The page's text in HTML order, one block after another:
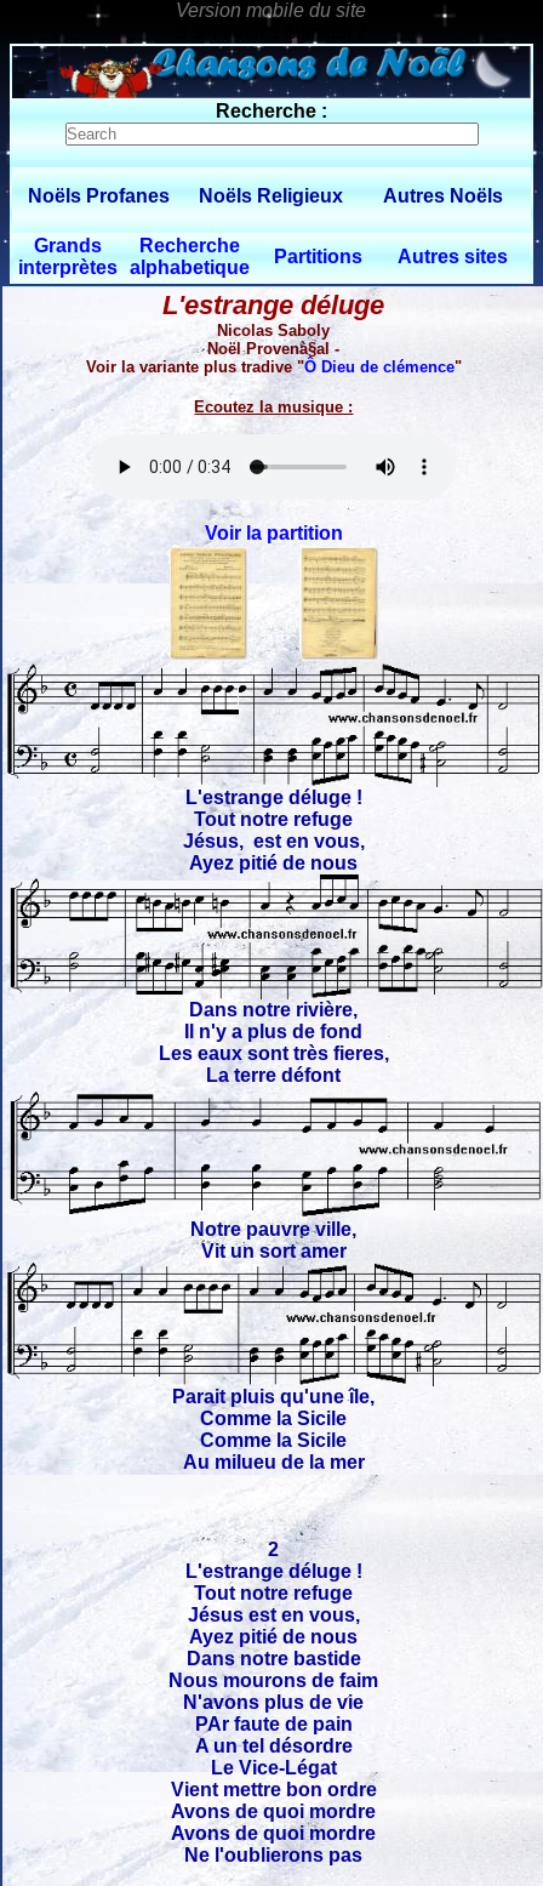
0 $limitbot 1 $limittot 2
Recherche :
Noëls Profanes Noëls Religieux Autres Noëls
Grands
interprètes
Recherche
alphabetique
Partitions Autres sites
L'estrange déluge
Nicolas Saboly
Noël Provenà§al -
Voir la variante plus tradive "Ô Dieu de clémence"
Ecoutez la musique :
Voir la partition
L'estrange déluge !
Tout notre refuge
Jésus, est en vous,
Ayez pitié de nous
Dans notre rivière,
Il n'y a plus de fond
Les eaux sont très fieres,
La terre défont
Notre pauvre ville,
Vit un sort amer
Parait pluis qu'une île,
Comme la Sicile
Comme la Sicile
Au milueu de la mer
2
L'estrange déluge !
Tout notre refuge
Jésus est en vous,
Ayez pitié de nous
Dans notre bastide
Nous mourons de faim
N'avons plus de vie
PAr faute de pain
A un tel désordre
Le Vice-Légat
Vient mettre bon ordre
Avons de quoi mordre
Avons de quoi mordre
Ne l'oublierons pas